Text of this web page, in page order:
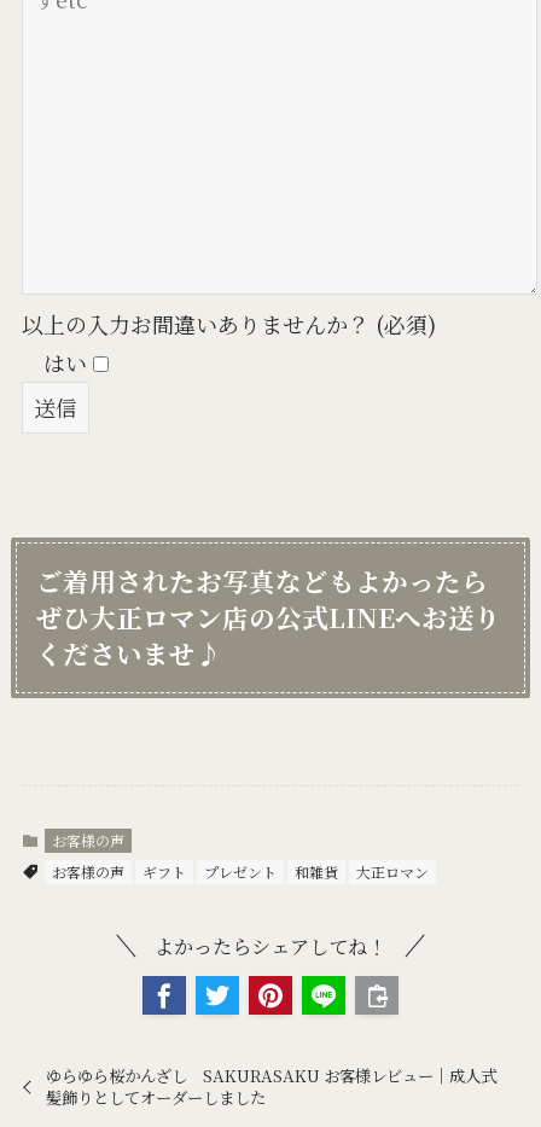
以上の入力お間違いありませんか？ (必須)
はい
ご着用されたお写真などもよかったら
ぜひ大正ロマン店の公式LINEへお送り
くださいませ♪
お客様の声
お客様の声
ギフト プレゼント 和雑貨 大正ロマン
よかったらシェアしてね！
ゆらゆら桜かんざし SAKURASAKU お客様レビュー｜成人式
髪飾りとしてオーダーしました